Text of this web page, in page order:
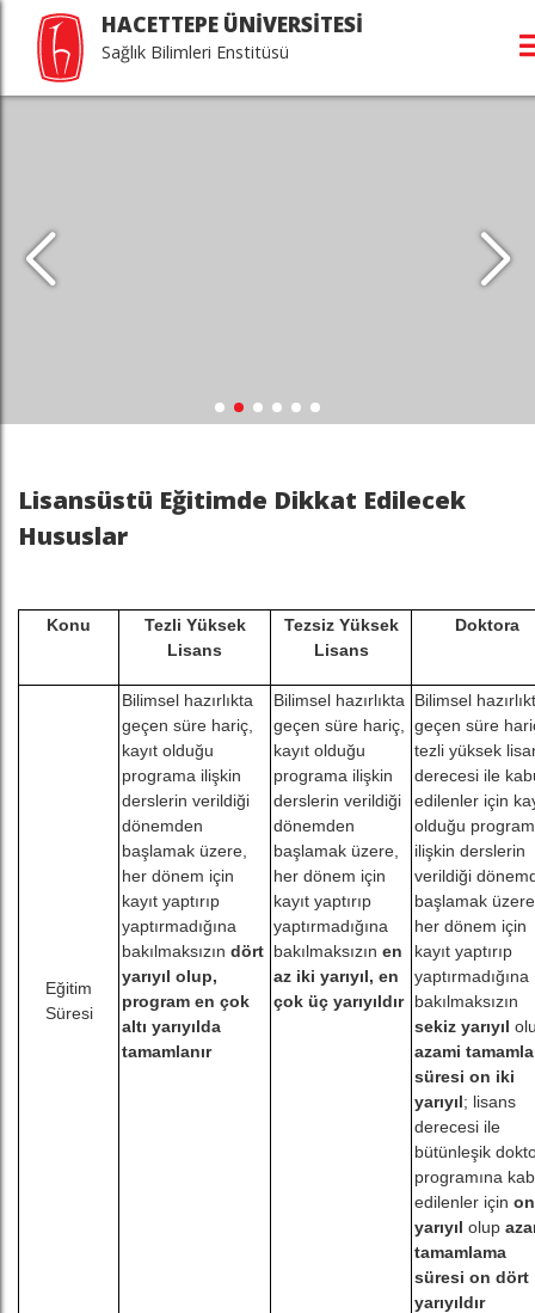
HACETTEPE ÜNİVERSİTESİ
Sağlık Bilimleri Enstitüsü
Lisansüstü Eğitimde Dikkat Edilecek
Hususlar
Konu
Tezli Yüksek
Lisans
Tezsiz Yüksek
Lisans
Doktora
Eğitim
Süresi
Bilimsel hazırlıkta
geçen süre hariç,
kayıt olduğu
programa ilişkin
derslerin verildiği
dönemden
başlamak üzere,
her dönem için
kayıt yaptırıp
yaptırmadığına
bakılmaksızın dört
yarıyıl olup,
program en çok
altı yarıyılda
tamamlanır
Bilimsel hazırlıkta
geçen süre hariç,
kayıt olduğu
programa ilişkin
derslerin verildiği
dönemden
başlamak üzere,
her dönem için
kayıt yaptırıp
yaptırmadığına
bakılmaksızın en
az iki yarıyıl, en
çok üç yarıyıldır
Bilimsel
geçen süre
tezli yüksek
derecesi ile
edilenler için
olduğu
ilişkin derslerin
verildiği
başlamak
her dönem için
kayıt yaptırıp
yaptırmadığına
bakılmaksızın
sekiz yarıyıl
azami
süresi on iki
yarıyıl; lisans
derecesi ile
bütünleşik
programına
edilenler için on
yarıyıl olup
tamamlama
süresi on dört
yarıyıldır